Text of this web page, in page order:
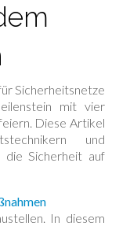
Sicherheitsnetze
mit vier
Diese Artikel
und
Sicherheit auf
In diesem